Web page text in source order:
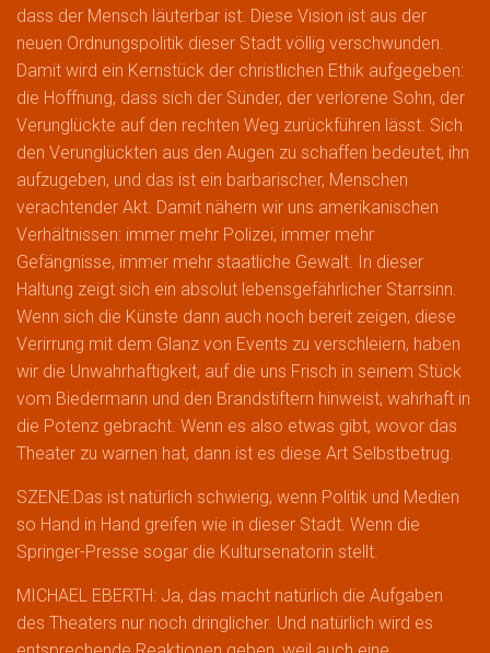
dass der Mensch läuterbar ist. Diese Vision ist aus der
neuen Ordnungspolitik dieser Stadt völlig verschwunden.
Damit wird ein Kernstück der christlichen Ethik aufgegeben:
die Hoffnung, dass sich der Sünder, der verlorene Sohn, der
Verunglückte auf den rechten Weg zurückführen lässt. Sich
den Verunglückten aus den Augen zu schaffen bedeutet, ihn
aufzugeben, und das ist ein barbarischer, Menschen
verachtender Akt. Damit nähern wir uns amerikanischen
Verhältnissen: immer mehr Polizei, immer mehr
Gefängnisse, immer mehr staatliche Gewalt. In dieser
Haltung zeigt sich ein absolut lebensgefährlicher Starrsinn.
Wenn sich die Künste dann auch noch bereit zeigen, diese
Verirrung mit dem Glanz von Events zu verschleiern, haben
wir die Unwahrhaftigkeit, auf die uns Frisch in seinem Stück
vom Biedermann und den Brandstiftern hinweist, wahrhaft in
die Potenz gebracht. Wenn es also etwas gibt, wovor das
Theater zu warnen hat, dann ist es diese Art Selbstbetrug.
SZENE:Das ist natürlich schwierig, wenn Politik und Medien
so Hand in Hand greifen wie in dieser Stadt. Wenn die
Springer-Presse sogar die Kultursenatorin stellt.
MICHAEL EBERTH: Ja, das macht natürlich die Aufgaben
des Theaters nur noch dringlicher. Und natürlich wird es